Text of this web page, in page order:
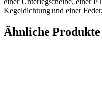
einer Unterlegscheibe, einer
Kegeldichtung und einer Feder.
Ähnliche Produkte